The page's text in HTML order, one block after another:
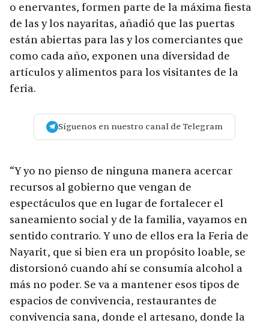
o enervantes, formen parte de la máxima fiesta
de las y los nayaritas, añadió que las puertas
están abiertas para las y los comerciantes que
como cada año, exponen una diversidad de
artículos y alimentos para los visitantes de la
feria.
Síguenos en nuestro canal de Telegram
“Y yo no pienso de ninguna manera acercar
recursos al gobierno que vengan de
espectáculos que en lugar de fortalecer el
saneamiento social y de la familia, vayamos en
sentido contrario. Y uno de ellos era la Feria de
Nayarit, que si bien era un propósito loable, se
distorsionó cuando ahí se consumía alcohol a
más no poder. Se va a mantener esos tipos de
espacios de convivencia, restaurantes de
convivencia sana, donde el artesano, donde la